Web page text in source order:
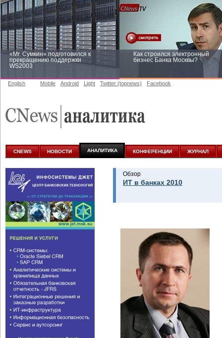
«Mr. Сумкин» подготовился к
прекращению поддержки
WS2003
Как строился электронный
бизнес Банка Москвы?
аналитике
English Mobile Android Light Twitter (topnews) Facebook
CNEWS НОВОСТИ АНАЛИТИКА КОНФЕРЕНЦИИ ЖУРНАЛ
Обзор
ИТ в банках 2010